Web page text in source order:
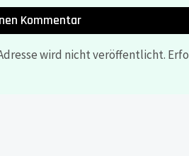
Kommentar
wird nicht veröffentlicht.